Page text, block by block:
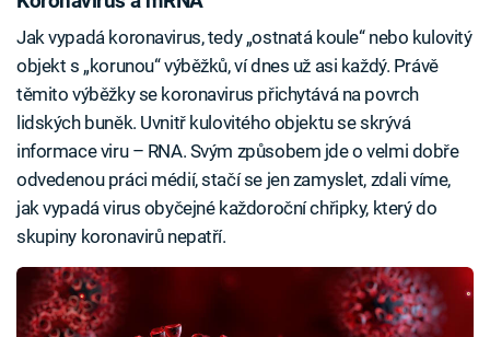
Jak vypadá koronavirus, tedy „ostnatá koule“ nebo kulovitý
objekt s „korunou“ výběžků, ví dnes už asi každý. Právě
těmito výběžky se koronavirus přichytává na povrch
lidských buněk. Uvnitř kulovitého objektu se skrývá
informace viru – RNA. Svým způsobem jde o velmi dobře
odvedenou práci médií, stačí se jen zamyslet, zdali víme,
jak vypadá virus obyčejné každoroční chřipky, který do
skupiny koronavirů nepatří.